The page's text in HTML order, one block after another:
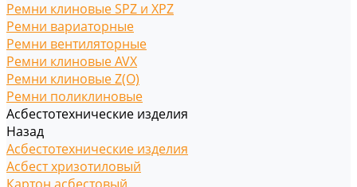
Ремни клиновые SPZ и XPZ
Ремни вариаторные
Ремни вентиляторные
Ремни клиновые AVX
Ремни клиновые Z(O)
Ремни поликлиновые
Асбестотехнические изделия
Назад
Асбестотехнические изделия
Асбест хризотиловый